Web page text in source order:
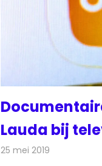
Lauda bij
25 mei 2019